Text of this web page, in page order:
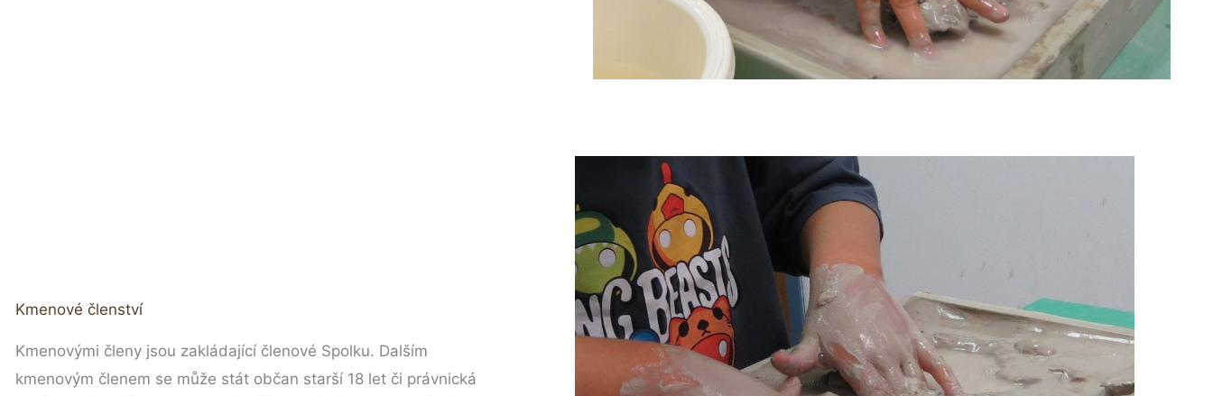
Kmenové členství
Kmenovými členy jsou zakládající členové Spolku. Dalším
kmenovým členem se může stát občan starší 18 let či právnická